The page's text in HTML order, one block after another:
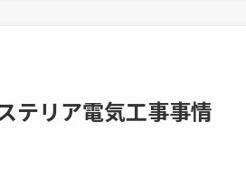
テリア電気工事事情